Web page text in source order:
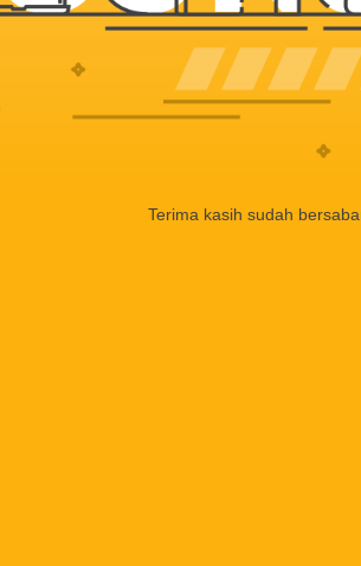
Terima kasih sudah